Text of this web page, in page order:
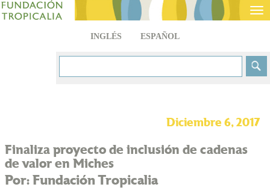
INGLÉS ESPAÑOL
Diciembre 6, 2017
Finaliza proyecto de inclusión de cadenas
de valor en Miches
Por: Fundación Tropicalia